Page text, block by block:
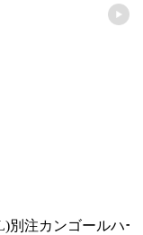
別注カンゴール